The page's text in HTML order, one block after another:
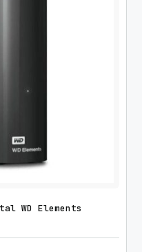
WD Elements